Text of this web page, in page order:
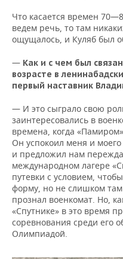
Что касается времен
ведем речь, то там
ощущалось, и Куляб был
— Как и с чем был
возрасте в
первый наставник
— И это сыграло свою
заинтересовались в
времена, когда
Он успокоил меня и
и предложил нам
международном лагере
путевки с условием,
форму, но не слишком
прознал военкомат. Но,
«Спутнике» в это время
соревнования среди его
Олимпиадой.